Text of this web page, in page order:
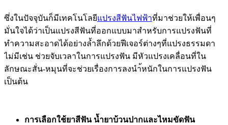
ซึ่งในปัจจุบันก็มีเทคโนโลยีแปรงสีฟันไฟฟ้าที่มาช่วยให้เพื่อนๆ
มั่นใจได้ว่าเป็นแปรงสีฟันที่ออกแบบมาสำหรับการแปรงฟันที่
ทำความสะอาดได้อย่างล้ำลึกด้วยฟีเจอร์ต่างๆที่แปรงธรรมดา
ไม่มีเช่น ช่วยจับเวลาในการแปรงฟัน มีหัวแปรงเคลื่อนที่ใน
ลักษณะสั่น-หมุนที่จะช่วยเรื่องการลงนำ้หนักในการแปรงฟัน
เป็นต้น
การเลือกใช้ยาสีฟัน น้ำยาบ้วนปากและไหมขัดฟัน